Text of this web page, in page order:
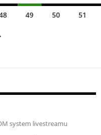
49 50 51
system livestreamu